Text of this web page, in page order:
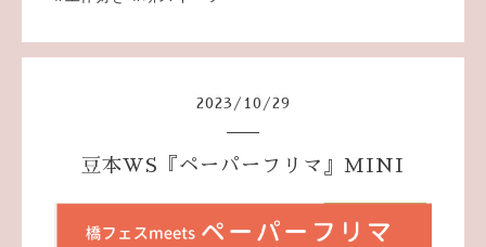
2023 / 10 /29
豆本WS『ペーパーフリマ』MINI